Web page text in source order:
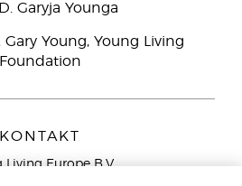
Garyja Younga
Gary Young, Young Living
Foundation
KONTAKT
Living Europe B.V.